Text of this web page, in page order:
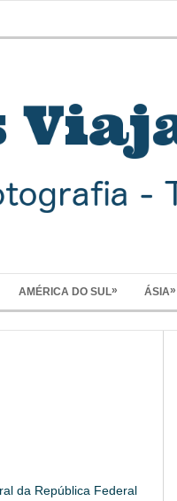
AMÉRICA DO SUL» ÁSIA»
da República Federal